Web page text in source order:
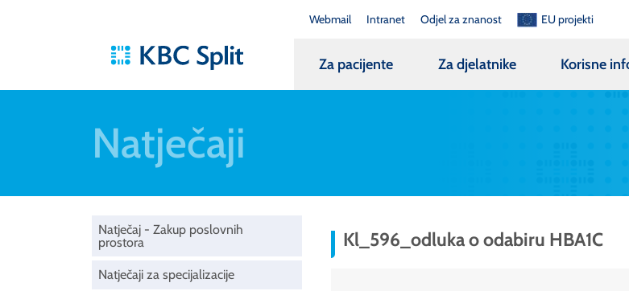
Webmail Intranet Odjel za znanost EU projekti
Za pacijente Za djelatnike Korisne
Natječaji
Natječaj - Zakup poslovnih
prostora
Natječaji za specijalizacije
Kl_596_odluka o odabiru HBA1C